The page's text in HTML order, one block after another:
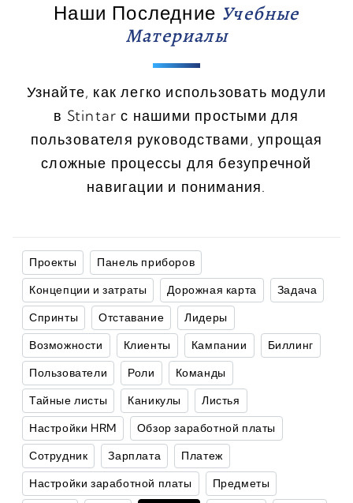
Наши Последние Учебные
Материалы
Узнайте, как легко использовать модули
в Stintar с нашими простыми для
пользователя руководствами, упрощая
сложные процессы для безупречной
навигации и понимания.
Проекты
Панель приборов
Концепции и затраты
Дорожная карта
Задача
Спринты
Отставание
Лидеры
Возможности
Клиенты Кампании
Биллинг
Пользователи
Роли
Команды
Тайные листы
Каникулы
Листья
Настройки HRM
Обзор заработной платы
Сотрудник
Зарплата
Платеж
Настройки заработной платы
Предметы